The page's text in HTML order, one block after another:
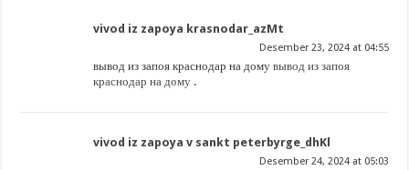
vivod iz zapoya krasnodar_azMt
Desember 23, 2024 at 04:55
вывод из запоя краснодар на домувывод из запоя
краснодар на дому .
vivod iz zapoya v sankt peterbyrge_dhKl
Desember 24, 2024 at 05:03